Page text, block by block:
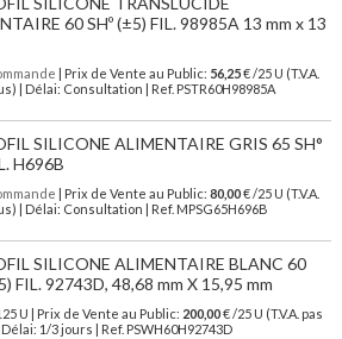
60 SHº (±5) FIL. 98985A 13 mm x 13
| Prix de Vente au Public: 56,25€ /25 U (T.V.A.
| Délai: Consultation | Ref. PSTR60H98985A
SILICONE ALIMENTAIRE GRIS 65 SH°
H696B
| Prix de Vente au Public: 80,00€ /25 U (T.V.A.
| Délai: Consultation | Ref. MPSG65H696B
SILICONE ALIMENTAIRE BLANC 60
FIL. 92743D, 48,68 mm X 15,95 mm
U | Prix de Vente au Public: 200,00€/25 U (T.V.A. pas
| Délai: 1/3 jours | Ref. PSWH60H92743D